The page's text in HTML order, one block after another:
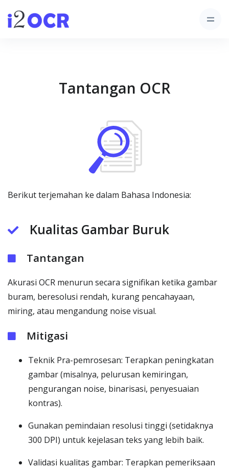
Tantangan OCR
Berikut terjemahan ke dalam Bahasa Indonesia:
Kualitas Gambar Buruk
Tantangan
Akurasi OCR menurun secara signifikan ketika gambar
buram, beresolusi rendah, kurang pencahayaan,
miring, atau mengandung noise visual.
Mitigasi
Teknik Pra-pemrosesan: Terapkan peningkatan
gambar (misalnya, pelurusan kemiringan,
pengurangan noise, binarisasi, penyesuaian
kontras).
Gunakan pemindaian resolusi tinggi (setidaknya
300 DPI) untuk kejelasan teks yang lebih baik.
Validasi kualitas gambar: Terapkan pemeriksaan